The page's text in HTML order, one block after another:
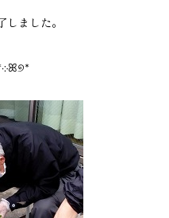
ました。
花と野菜の成長が楽しみです܀ꕤ୭*܀ꕤ୭*